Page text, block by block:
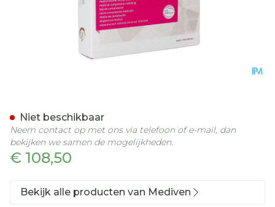
€ 108,50
Niet beschikbaar
Neem contact op met ons via telefoon of e-mail, dan
bekijken we samen de mogelijkheden.
Bekijk alle producten van Mediven